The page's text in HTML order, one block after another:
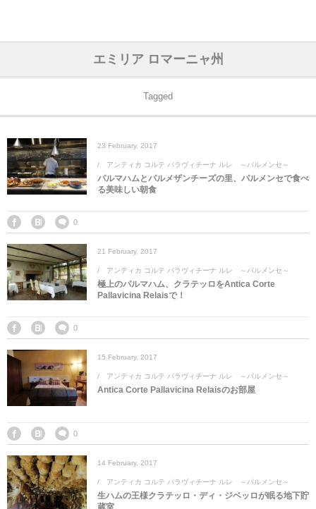
エミリア ロマーニャ州
Tagged
23 February, 2017
アンティカ コルテ パラヴィチーナ ルレ ～パルメンセ～
パルマハムとパルメザンチーズの里、パルメンセで食べ
る美味しい朝食
0
21 February, 2017
アンティカ コルテ パラヴィチーナ ルレ ～パルメンセ～
極上のパルマハム、クラテッロをAntica Corte
Pallavicina Relaisで！
0
15 February, 2017
アンティカ コルテ パラヴィチーナ ルレ ～パルメンセ～
Antica Corte Pallavicina Relaisのお部屋
0
14 February, 2017
アンティカ コルテ パラヴィチーナ ルレ ～パルメンセ～
生ハムの王様クラテッロ・ディ・ジベッロが眠る地下貯
蔵室
アジアのホテル シンガポール
中国のホテル
ヨーロッパのホテル
フランスのホ
ギリシャのホ
中東のホテル
オマーンのホ
アラブ首長国
アメリカのホテル
アメリカ合衆
アフリカのホテル
モロッコのホ
エジプトのホ
オセアニアのホテル
中央ヨーロッパ オーストリア
ブルガリア
西ヨーロッパ
ベルギー
フランス
東ヨーロッパ
ロシア
ポーランド
南ヨーロッパ
ギリシャ
イタリア
北ヨーロッパ
デンマーク
中国 香港&マカオ
北京
カンボジア
インド
インドネシア
韓国
日本
東京、神奈川
京都、奈良
ラオス
マレーシア
モルディブ
ミャンマー
シンガポール
フィリピン
ヴェトナム
モロッコ
エジプト
ナミビア
アメリカ合衆国
カタール
サウジアラビア
トルコ
オマーン
アラブ首長国連邦
ドバイ
アブダビ
エーゲ航空
エールフランス＆イベリア航空
全日空・日本航空
エミレーツ航空
エチオピア航空
ユーロスター・タリス
ルフトハンザ航空・ブリュッセル航空
カタール航空
シンガポール航空